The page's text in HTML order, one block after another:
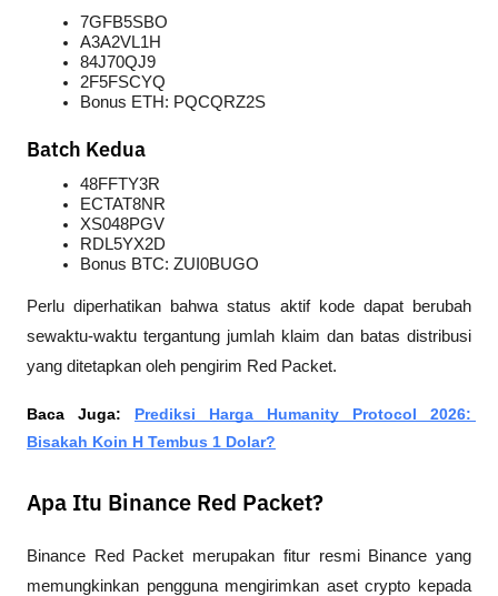
7GFB5SBO
A3A2VL1H
84J70QJ9
2F5FSCYQ
Bonus ETH: PQCQRZ2S
Batch Kedua
48FFTY3R
ECTAT8NR
XS048PGV
RDL5YX2D
Bonus BTC: ZUI0BUGO
Perlu diperhatikan bahwa status aktif kode dapat berubah
sewaktu-waktu tergantung jumlah klaim dan batas distribusi
yang ditetapkan oleh pengirim Red Packet.
Baca Juga: Prediksi Harga Humanity Protocol 2026:
Bisakah Koin H Tembus 1 Dolar?
Apa Itu Binance Red Packet?
Binance Red Packet merupakan fitur resmi Binance yang
memungkinkan pengguna mengirimkan aset crypto kepada